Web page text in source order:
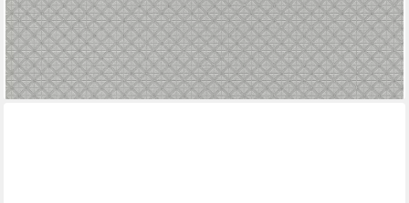
(3,56 €/ 1 qm)
-38%
lieferbar - in 2-3 Werktagen bei dir